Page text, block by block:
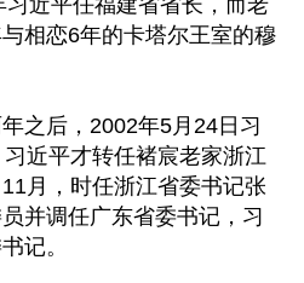
近平任福建省省长，而老
相恋6年的卡塔尔王室的穆
之后，2002年5月24日习
近平才转任褚宸老家浙江
月，时任浙江省委书记张
并调任广东省委书记，习
记。